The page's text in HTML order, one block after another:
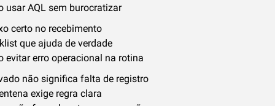
usar AQL sem burocratizar
certo no recebimento
que ajuda de verdade
evitar erro operacional na rotina
não significa falta de registro
exige regra clara